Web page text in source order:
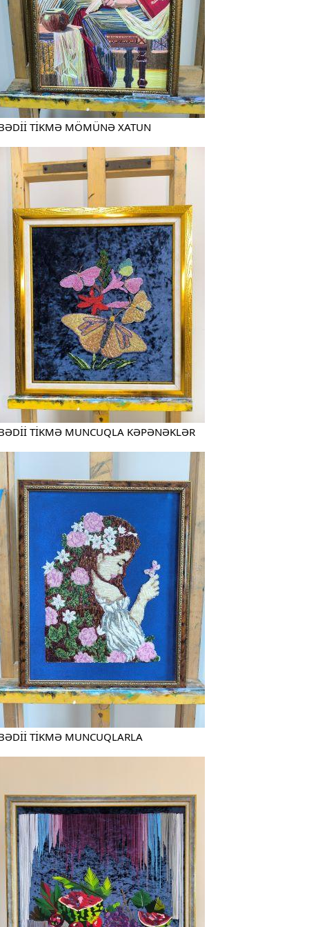
TİKMƏ MÖMÜNƏ XATUN
TİKMƏ MUNCUQLA KƏPƏNƏKLƏR
TİKMƏ MUNCUQLARLA